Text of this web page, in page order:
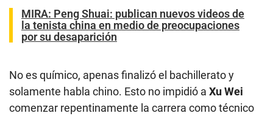
MIRA: Peng Shuai: publican nuevos videos de
la tenista china en medio de preocupaciones
por su desaparición
No es químico, apenas finalizó el bachillerato y
solamente habla chino. Esto no impidió a Xu Wei
comenzar repentinamente la carrera como técnico